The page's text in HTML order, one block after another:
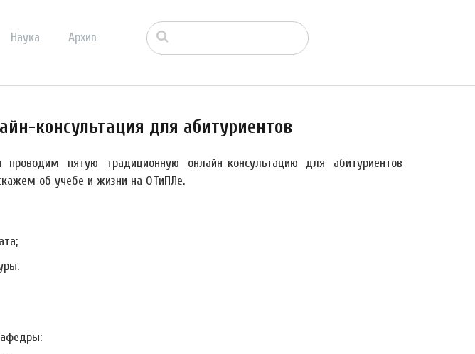
Наука Архив
консультация для абитуриентов
пятую традиционную онлайн-консультацию для абитуриентов
об учебе и жизни на ОТиПЛе.